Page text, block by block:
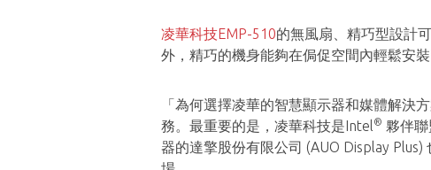
凌華科技EMP-510的無風扇、精巧型設計
外，精巧的機身能夠在侷促空間內輕鬆安
「為何選擇凌華的智慧顯示器和媒體解決
務。最重要的是，凌華科技是Intel® 夥伴
器的達擎股份有限公司 (AUO Display